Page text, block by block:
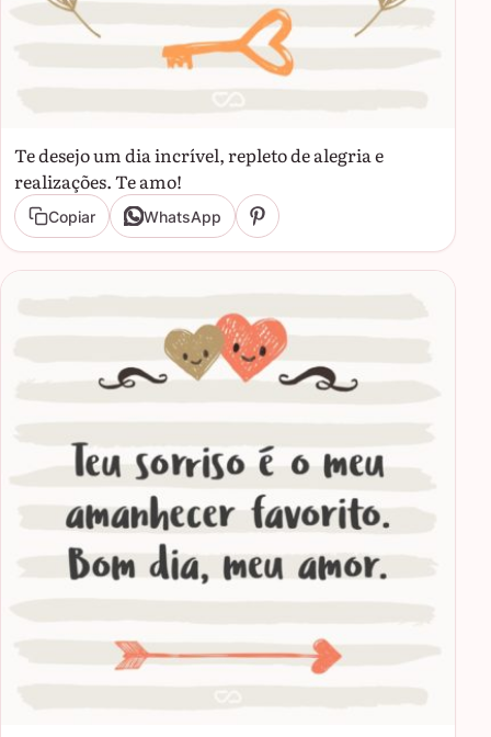
Te desejo um dia incrível, repleto de alegria e
realizações. Te amo!
Copiar WhatsApp